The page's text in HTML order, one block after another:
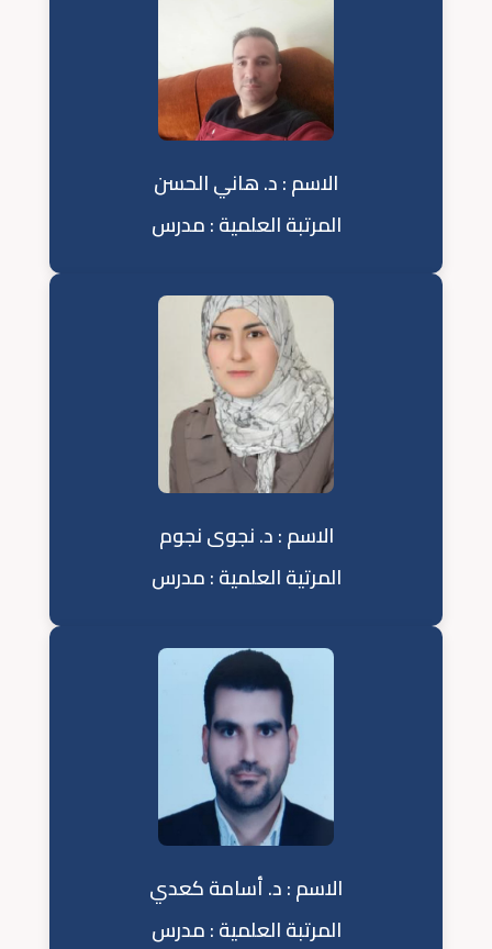
الاسم : د. هاني الحسن
المرتبة العلمية : مدرس
الاسم : د. نجوى نجوم
المرتية العلمية : مدرس
الاسم : د. أسامة كعدي
المرتبة العلمية : مدرس